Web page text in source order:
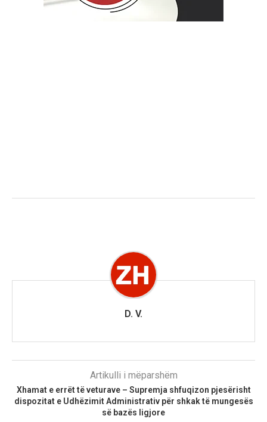
D. V.
Artikulli i mëparshëm
Xhamat e errët të veturave – Supremja shfuqizon pjesërisht
dispozitat e Udhëzimit Administrativ për shkak të mungesës
së bazës ligjore